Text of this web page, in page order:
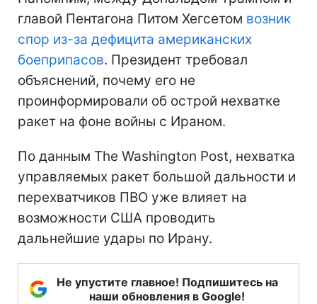
главой Пентагона Питом Хегсетом возник
спор из-за дефицита американских
боеприпасов. Президент требовал
объяснений, почему его не
проинформировали об острой нехватке
ракет на фоне войны с Ираном.
По данным The Washington Post, нехватка
управляемых ракет большой дальности и
перехватчиков ПВО уже влияет на
возможности США проводить
дальнейшие удары по Ирану.
Не упустите главное! Подпишитесь на
наши обновления в Google!